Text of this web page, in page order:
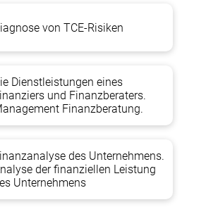
34-45
von TCE-Risiken
Dienstleistungen eines
und Finanzberaters.
Finanzberatung.
des Unternehmens.
der finanziellen Leistung
Unternehmens